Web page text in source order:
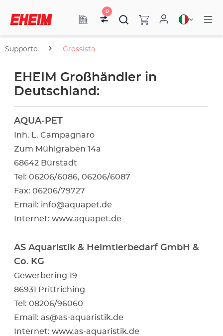
0
Supporto Grossista
EHEIM Großhändler in
Deutschland:
AQUA-PET
Inh. L. Campagnaro
Zum Mühlgraben 14a
68642 Bürstadt
Tel: 06206/6086, 06206/6087
Fax: 06206/79727
Email: info@aquapet.de
Internet: www.aquapet.de
AS Aquaristik & Heimtierbedarf GmbH &
Co. KG
Gewerbering 19
86931 Prittriching
Tel: 08206/96060
Email: as@as-aquaristik.de
Internet: www.as-aquaristik.de